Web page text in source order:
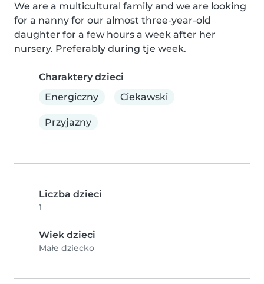
We are a multicultural family and we are looking
for a nanny for our almost three-year-old
daughter for a few hours a week after her
nursery. Preferably during tje week.
Charaktery dzieci
Energiczny
Ciekawski
Przyjazny
Liczba dzieci
1
Wiek dzieci
Małe dziecko